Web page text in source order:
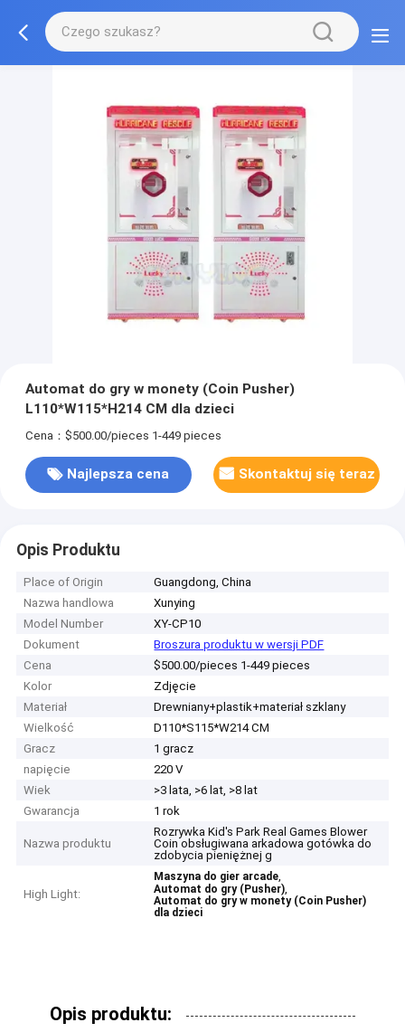
Automat do gry w monety (Coin Pusher)
L110*W115*H214 CM dla dzieci
Cena：$500.00/pieces 1-449 pieces
Najlepsza cena Skontaktuj się teraz
Opis Produktu
Place of Origin
Guangdong, China
Nazwa handlowa
Xunying
Model Number
XY-CP10
Dokument
Broszura produktu w wersji PDF
Cena
$500.00/pieces 1-449 pieces
Kolor
Zdjęcie
Materiał
Drewniany+plastik+materiał szklany
Wielkość
D110*S115*W214 CM
Gracz
1 gracz
napięcie
220 V
Wiek
>3 lata, >6 lat, >8 lat
Gwarancja
1 rok
Nazwa produktu
Rozrywka Kid's Park Real Games Blower
Coin obsługiwana arkadowa gotówka do
zdobycia pieniężnej g
High Light:
Maszyna do gier arcade,
Automat do gry (Pusher),
Automat do gry w monety (Coin Pusher)
dla dzieci
Opis produktu: